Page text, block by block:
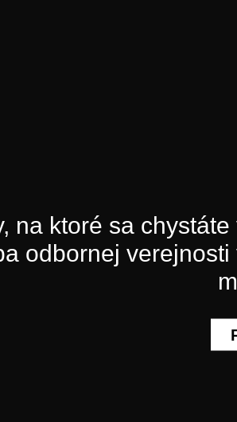
na ktoré sa
odbornej